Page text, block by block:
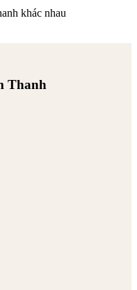
khác nhau
Thanh